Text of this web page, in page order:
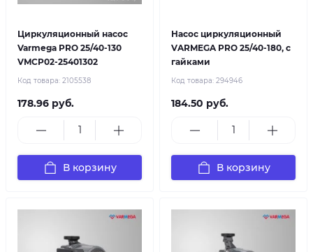
Циркуляционный насос
Varmega PRO 25/40-130
VMCP02-25401302
Код товара: 2105538
178.96 руб.
В корзину
Насос циркуляционный
VARMEGA PRO 25/40-180, с
гайками
Код товара: 294946
184.50 руб.
В корзину